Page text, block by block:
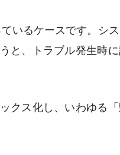
いるケースです。シ
と、トラブル発生時
クス化し、いわゆる